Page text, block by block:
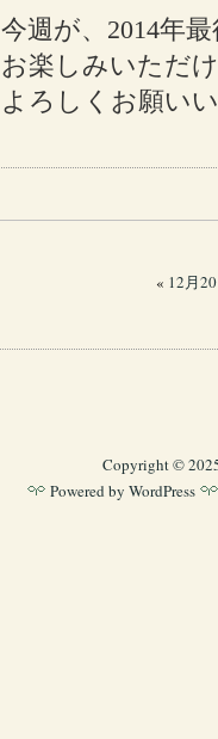
今週が、2014年
お楽しみいただ
よろしくお願い
« 12月
Copyright ©
Powered by WordPress